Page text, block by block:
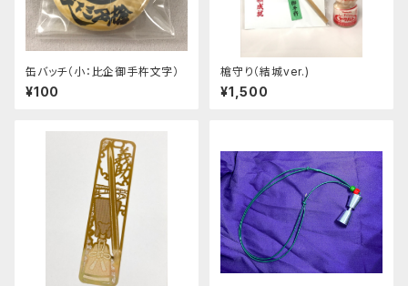
缶バッチ（小：比企御手杵文字）
¥100
槍守り（結城ver.)
¥1,500